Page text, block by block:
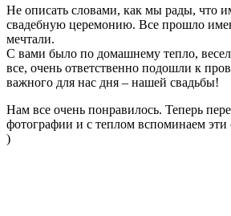
Не описать словами, как мы рады, что
свадебную церемонию. Все прошло
мечтали.
С вами было по домашнему тепло,
все, очень ответственно подошли к
важного для нас дня – нашей свадьбы!
Нам все очень понравилось. Теперь
фотографии и с теплом вспоминаем
)